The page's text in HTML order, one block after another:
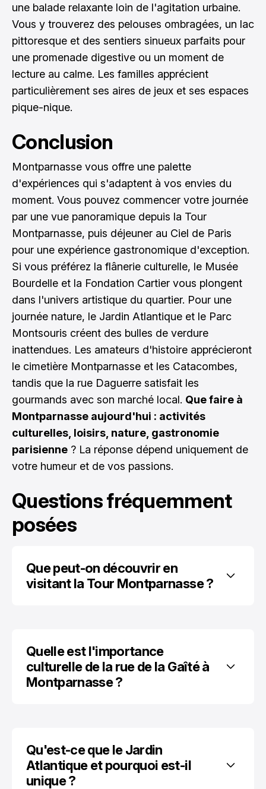
une balade relaxante loin de l'agitation urbaine.
Vous y trouverez des pelouses ombragées, un lac
pittoresque et des sentiers sinueux parfaits pour
une promenade digestive ou un moment de
lecture au calme. Les familles apprécient
particulièrement ses aires de jeux et ses espaces
pique-nique.
Conclusion
Montparnasse vous offre une palette
d'expériences qui s'adaptent à vos envies du
moment. Vous pouvez commencer votre journée
par une vue panoramique depuis la Tour
Montparnasse, puis déjeuner au Ciel de Paris
pour une expérience gastronomique d'exception.
Si vous préférez la flânerie culturelle, le Musée
Bourdelle et la Fondation Cartier vous plongent
dans l'univers artistique du quartier. Pour une
journée nature, le Jardin Atlantique et le Parc
Montsouris créent des bulles de verdure
inattendues. Les amateurs d'histoire apprécieront
le cimetière Montparnasse et les Catacombes,
tandis que la rue Daguerre satisfait les
gourmands avec son marché local. Que faire à
Montparnasse aujourd'hui : activités
culturelles, loisirs, nature, gastronomie
parisienne ? La réponse dépend uniquement de
votre humeur et de vos passions.
Questions fréquemment
posées
Que peut-on découvrir en
visitant la Tour Montparnasse ?
Quelle est l'importance
culturelle de la rue de la Gaîté à
Montparnasse ?
Qu'est-ce que le Jardin
Atlantique et pourquoi est-il
unique ?